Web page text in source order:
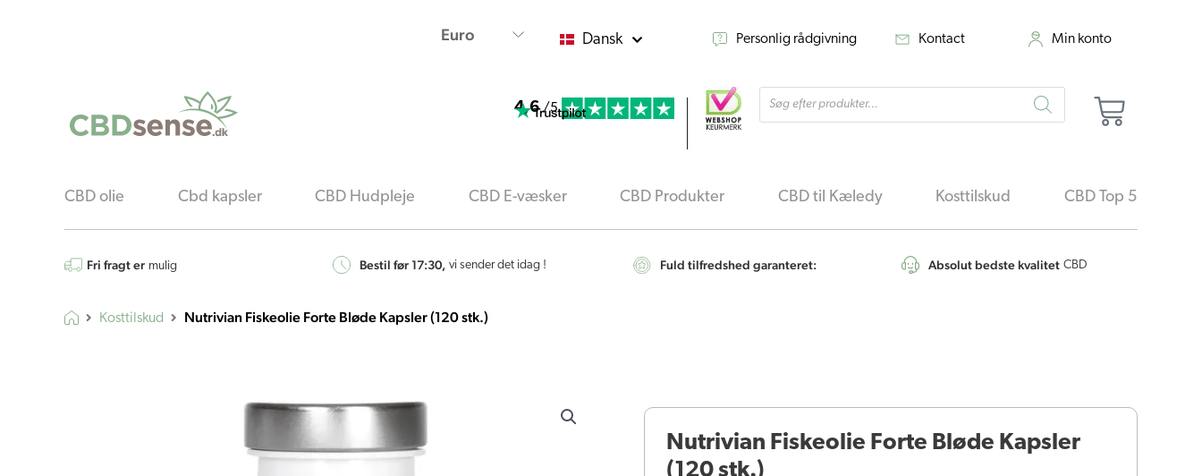
Dansk Personlig rådgivning Kontact Min konto
4,6 /5
Products
search
Kurv
CBD olie Cbd kapsler CBD Hudpleje CBD E-væsker CBD Produkter CBD til Kæledy Kosttilskud CBD Top 5
Fri fragt er mulig Bestil før 17:30, vi sender det idag ! Fuld tilfredshed garanteret: Absolut bedste kvalitet CBD
Kosttilskud Nutrivian Fiskeolie Forte Bløde Kapsler (120 stk.)
Nutrivian Fiskeolie Forte Bløde Kapsler
Forte
Bløde